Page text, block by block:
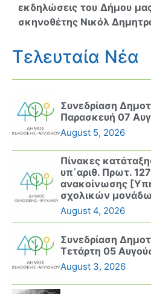
εκδηλώσεις του Δήμου
σκηνοθέτης Νικόλ
Τελευταία Νέα
Συνεδρίαση
Παρασκευή 07
August 5, 2026
Πίνακες
υπ΄αριθ. Πρωτ.
ανακοίνωσης
σχολικών
August 4, 2026
Συνεδρίαση
Τετάρτη 05
August 3, 2026